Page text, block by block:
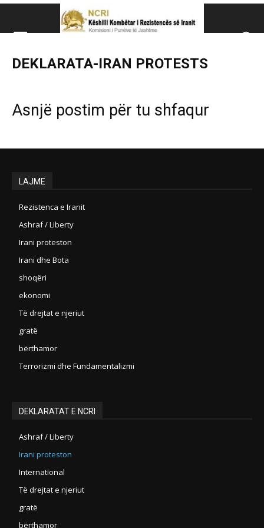
Këshillit Kombëtar të Rezistencës së Iranit (NCRI)
DEKLARATA-IRAN PROTESTS
Asnjë postim për tu shfaqur
LAJME
Rezistenca e Iranit
Ashraf / Liberty
Irani proteston
Irani dhe Bota
shoqëri
ekonomi
Të drejtat e njeriut
gratë
bërthamor
Terrorizmi dhe Fundamentalizmi
DEKLARATAT E NCRI
Ashraf / Liberty
Irani proteston
International
Të drejtat e njeriut
gratë
bërthamor